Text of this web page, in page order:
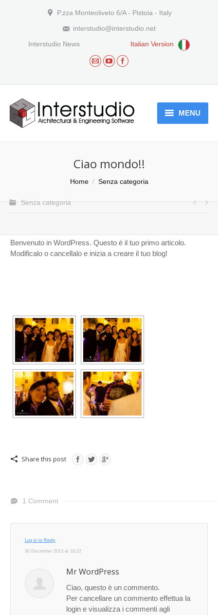
P.zza Monteoliveto 6/A - Pistoia - Italy
interstudio@interstudio.net
Interstudio News
Italian Version
MENU
Products
Download
Web & Mobile
Ciao mondo!!
Home Senza categoria
Senza categoria
Benvenuto in WordPress. Questo è il tuo primo articolo.
Modificalo o cancellalo e inizia a creare il tuo blog!
Share this post
1 Comment
Log in to Reply
30 December 2013 at 18:22
Mr WordPress
Ciao, questo è un commento.
Per cancellare un commento effettua la
login e visualizza i commenti agli